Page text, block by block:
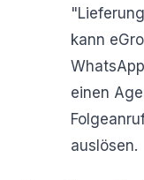
kann
einen
auslösen.